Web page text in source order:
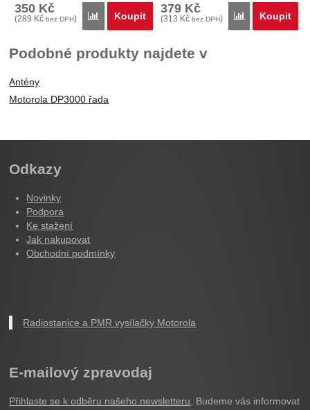
350 Kč
(289 Kč bez DPH) Porovnat
Koupit
379 Kč
(313 Kč bez DPH) Porovnat
Koupit
Podobné produkty najdete v
Antény
Motorola DP3000 řada
Odkazy
Novinky
Podpora
Ke stažení
Jak nakupovat
Obchodní podmínky
Radiostanice a PMR vysílačky Motorola
E-mailový zpravodaj
Přihlaste se k odběru našeho newsletteru . Budeme vás informovat